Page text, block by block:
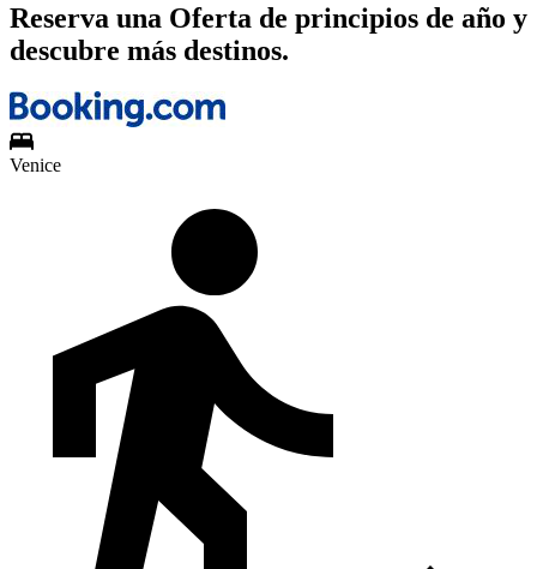
Reserva una Oferta de principios de año y
descubre más destinos.
Venice